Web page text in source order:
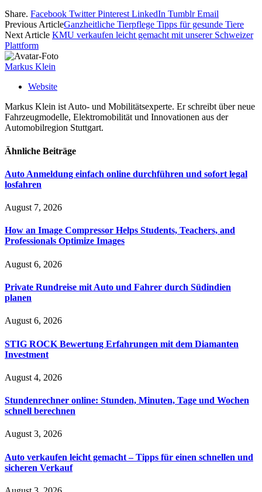
Share. Facebook Twitter Pinterest LinkedIn Tumblr Email
Previous ArticleGanzheitliche Tierpflege Tipps für gesunde Tiere
Next Article KMU verkaufen leicht gemacht mit unserer Schweizer
Plattform
Markus Klein
Website
Markus Klein ist Auto- und Mobilitätsexperte. Er schreibt über neue
Fahrzeugmodelle, Elektromobilität und Innovationen aus der
Automobilregion Stuttgart.
Ähnliche Beiträge
Auto Anmeldung einfach online durchführen und sofort legal
losfahren
August 7, 2026
How an Image Compressor Helps Students, Teachers, and
Professionals Optimize Images
August 6, 2026
Private Rundreise mit Auto und Fahrer durch Südindien
planen
August 6, 2026
STIG ROCK Bewertung Erfahrungen mit dem Diamanten
Investment
August 4, 2026
Stundenrechner online: Stunden, Minuten, Tage und Wochen
schnell berechnen
August 3, 2026
Auto verkaufen leicht gemacht – Tipps für einen schnellen und
sicheren Verkauf